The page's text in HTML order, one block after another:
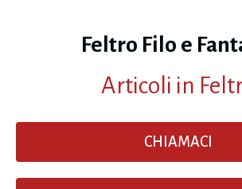
Feltro Filo e
Articoli in
CHIAMACI